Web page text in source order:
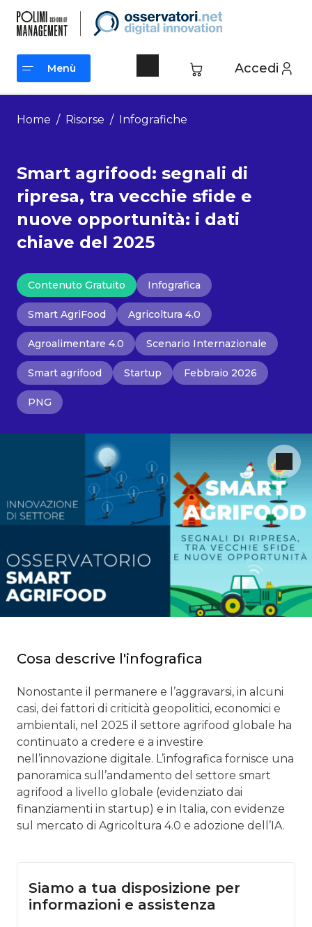
contenuto
Accedi
Menù
Menù
Home / Risorse / Infografiche
Smart agrifood: segnali di
ripresa, tra vecchie sfide e
nuove opportunità: i dati
chiave del 2025
Contenuto Gratuito Infografica
Smart AgriFood Agricoltura 4.0
Agroalimentare 4.0 Scenario Internazionale
Smart agrifood Startup Febbraio 2026
PNG
Cosa descrive l'infografica
Nonostante il permanere e l’aggravarsi, in alcuni
casi, dei fattori di criticità geopolitici, economici e
ambientali, nel 2025 il settore agrifood globale ha
continuato a credere e a investire
nell’innovazione digitale. L’infografica fornisce una
panoramica sull’andamento del settore smart
agrifood a livello globale (evidenziato dai
finanziamenti in startup) e in Italia, con evidenze
sul mercato di Agricoltura 4.0 e adozione dell’IA.
Siamo a tua disposizione per
informazioni e assistenza